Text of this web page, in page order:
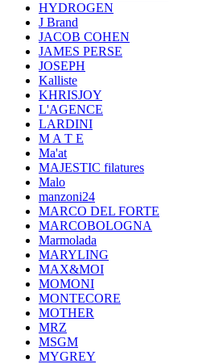
HYDROGEN
J Brand
JACOB COHEN
JAMES PERSE
JOSEPH
Kalliste
KHRISJOY
L'AGENCE
LARDINI
M A T E
Ma'at
MAJESTIC filatures
Malo
manzoni24
MARCO DEL FORTE
MARCOBOLOGNA
Marmolada
MARYLING
MAX&MOI
MOMONI
MONTECORE
MOTHER
MRZ
MSGM
MYGREY